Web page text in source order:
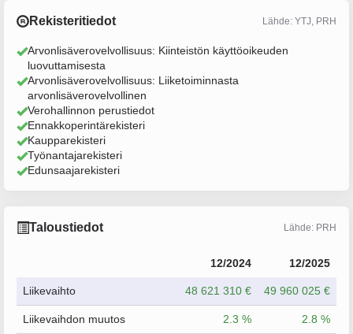
Rekisteritiedot Lähde: YTJ, PRH
Arvonlisäverovelvollisuus: Kiinteistön käyttöoikeuden
luovuttamisesta
Arvonlisäverovelvollisuus: Liiketoiminnasta
arvonlisäverovelvollinen
Verohallinnon perustiedot
Ennakkoperintärekisteri
Kaupparekisteri
Työnantajarekisteri
Edunsaajarekisteri
Taloustiedot Lähde: PRH
12/2024 12/2025
Liikevaihto 48 621 310 € 49 960 025 €
Liikevaihdon muutos 2.3 % 2.8 %